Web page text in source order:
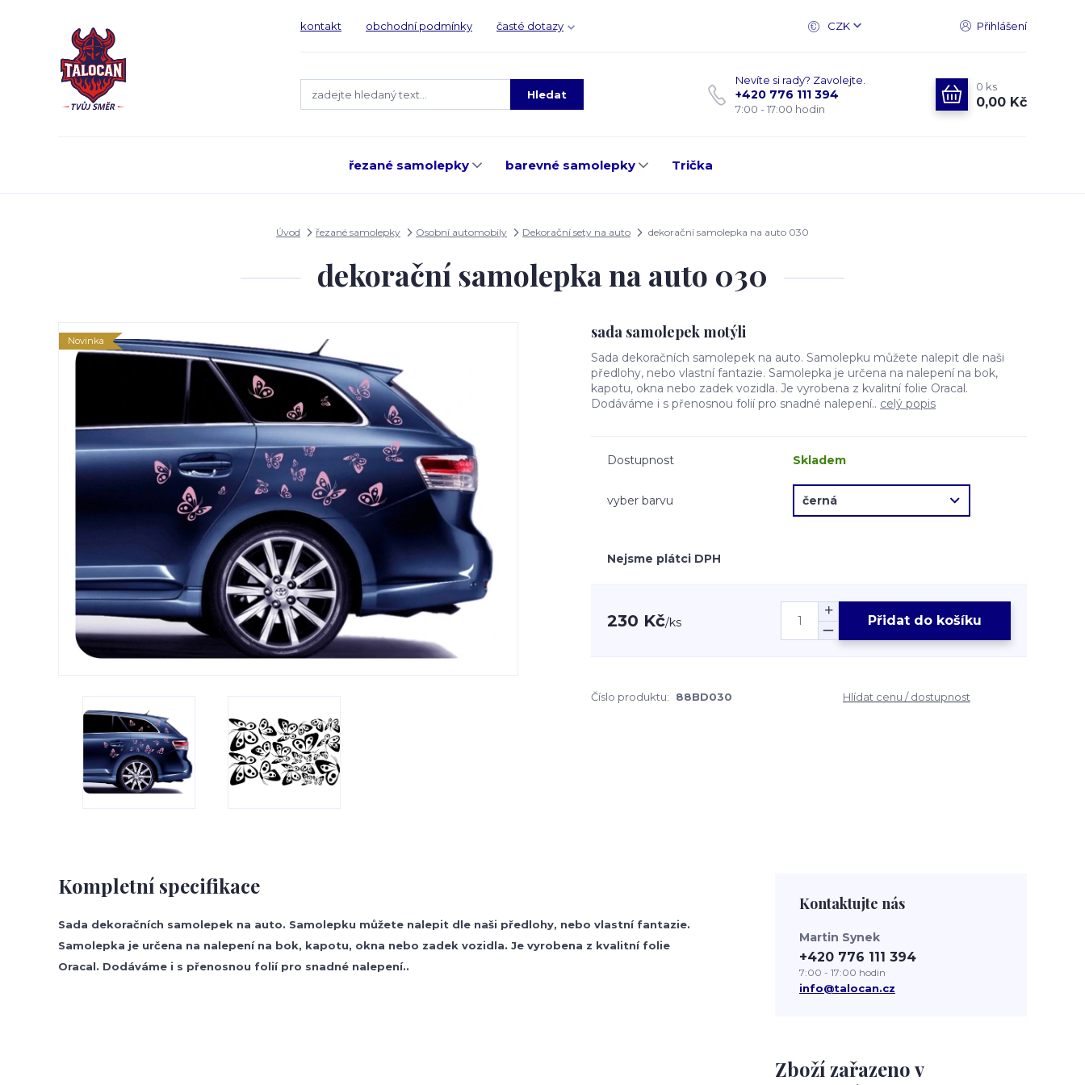
kontakt obchodní podmínky časté dotazy CZK Přihlášení
Hledat
Nevíte si rady? Zavolejte.
+420 776 111 394
7:00 - 17:00 hodin
0 ks
0,00 Kč
řezané samolepky barevné samolepky Trička
Úvod řezané samolepky Osobní automobily Dekorační sety na auto dekorační samolepka na auto 030
dekorační samolepka na auto 030
Novinka sada samolepek motýli
Sada dekoračních samolepek na auto. Samolepku můžete nalepit dle naši
předlohy, nebo vlastní fantazie. Samolepka je určena na nalepení na bok,
kapotu, okna nebo zadek vozidla. Je vyrobena z kvalitní folie Oracal.
Dodáváme i s přenosnou folií pro snadné nalepení.. celý popis
Dostupnost Skladem
vyber barvu
Nejsme plátci DPH
230 Kč/ks Přidat do košíku
Číslo produktu: 88BD030 Hlídat cenu / dostupnost
Kompletní specifikace
Sada dekoračních samolepek na auto. Samolepku můžete nalepit dle naši předlohy, nebo vlastní fantazie.
Samolepka je určena na nalepení na bok, kapotu, okna nebo zadek vozidla. Je vyrobena z kvalitní folie
Oracal. Dodáváme i s přenosnou folií pro snadné nalepení..
Zboží zařazeno v
Kontaktujte nás
Martin Synek
+420 776 111 394
7:00 - 17:00 hodin
info@talocan.cz